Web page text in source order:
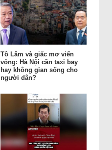
Tô Lâm và giấc mơ viển
vông: Hà Nội cần taxi bay
hay không gian sống cho
người dân?